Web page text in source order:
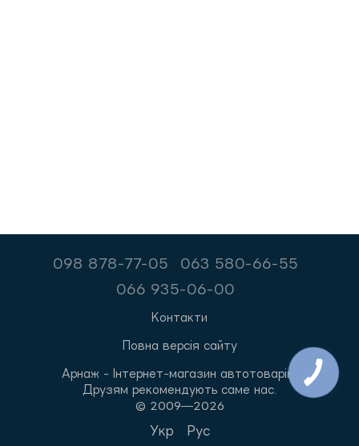
098 878-77-05
063 580-66-55
066 935-06-00
Контакти
Повна версія сайту
Арнаж - Інтернет-магазин автотоварів.
Друзям рекомендують саме нас.
© 2009—2026
Укр Рус